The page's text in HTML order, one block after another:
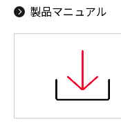
製品マニュアル